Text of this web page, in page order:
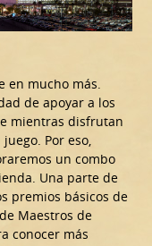
en mucho más.
de apoyar a los
mientras disfrutan
Por eso,
un combo
Una parte de
premios básicos de
Maestros de
conocer más